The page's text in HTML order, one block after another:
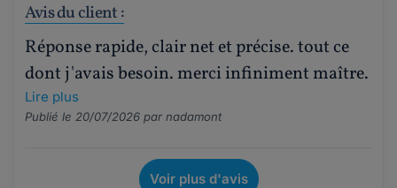
Avis du client :
Réponse rapide, clair net et précise. tout ce
dont j'avais besoin. merci infiniment maître.
Lire plus
Publié le 20/07/2026 par nadamont
Voir plus d'avis